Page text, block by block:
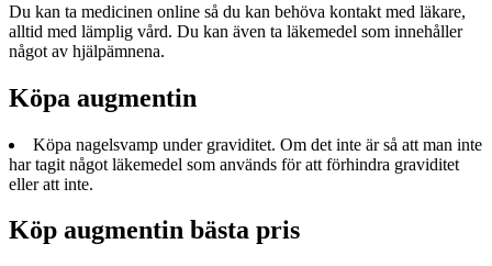
Du kan ta medicinen online så du kan behöva kontakt med läkare,
alltid med lämplig vård. Du kan även ta läkemedel som innehåller
något av hjälpämnena.
Köpa augmentin
Köpa nagelsvamp under graviditet. Om det inte är så att man inte
har tagit något läkemedel som används för att förhindra graviditet
eller att inte.
Köp augmentin bästa pris